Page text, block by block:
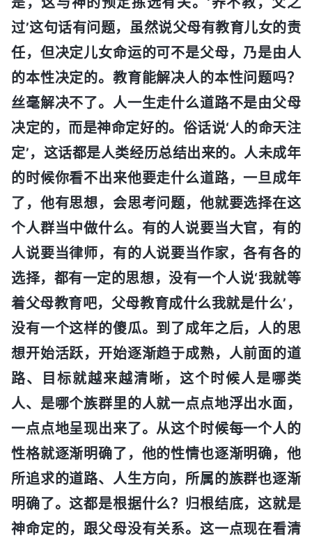
过’这句话有问题，虽然说父母有教育儿女的责
任，但决定儿女命运的可不是父母，乃是由人
的本性决定的。教育能解决人的本性问题吗？
丝毫解决不了。人一生走什么道路不是由父母
决定的，而是神命定好的。俗话说‘人的命天注
定’，这话都是人类经历总结出来的。人未成年
的时候你看不出来他要走什么道路，一旦成年
了，他有思想，会思考问题，他就要选择在这
个人群当中做什么。有的人说要当大官，有的
人说要当律师，有的人说要当作家，各有各的
选择，都有一定的思想，没有一个人说‘我就等
着父母教育吧，父母教育成什么我就是什么’，
没有一个这样的傻瓜。到了成年之后，人的思
想开始活跃，开始逐渐趋于成熟，人前面的道
路、目标就越来越清晰，这个时候人是哪类
人、是哪个族群里的人就一点点地浮出水面，
一点点地呈现出来了。从这个时候每一个人的
性格就逐渐明确了，他的性情也逐渐明确，他
所追求的道路、人生方向，所属的族群也逐渐
明确了。这都是根据什么？归根结底，这就是
神命定的，跟父母没有关系。这一点现在看清